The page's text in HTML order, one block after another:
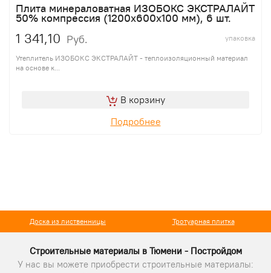
Плита минераловатная ИЗОБОКС ЭКСТРАЛАЙТ
50% компрессия (1200х600х100 мм), 6 шт.
1 341,10 Руб. упаковка
Утеплитель ИЗОБОКС ЭКСТРАЛАЙТ - теплоизоляционный материал
на основе к...
В корзину
Подробнее
Доска из лиственницы Тротуарная плитка
Строительные материалы в Тюмени - Постройдом
У нас вы можете приобрести строительные материалы: